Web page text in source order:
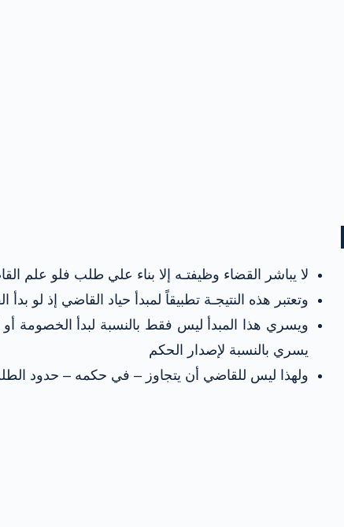
لا يباشر القضاء وظيفتـه إلا بناء علي طلب فلو
وتعتبر هذه النتيجـة تطبيقاً لمبدأ حياد القاضي إذ
ويسري هذا المبدأ ليس فقط بالنسبة لبدأ الخصومة
يسري بالنسبة لإصدار الحكم
ولهذا ليس للقاضي أن يتجاوز – في حكمه – حدود